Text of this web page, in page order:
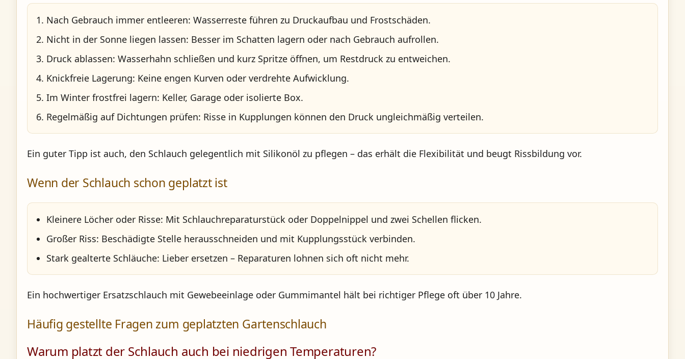
Nach Gebrauch immer entleeren: Wasserreste führen zu Druckaufbau und Frostschäden.
Nicht in der Sonne liegen lassen: Besser im Schatten lagern oder nach Gebrauch aufrollen.
Druck ablassen: Wasserhahn schließen und kurz Spritze öffnen, um Restdruck zu entweichen.
Knickfreie Lagerung: Keine engen Kurven oder verdrehte Aufwicklung.
Im Winter frostfrei lagern: Keller, Garage oder isolierte Box.
Regelmäßig auf Dichtungen prüfen: Risse in Kupplungen können den Druck ungleichmäßig verteilen.
Ein guter Tipp ist auch, den Schlauch gelegentlich mit Silikonöl zu pflegen – das erhält die Flexibilität und beugt Rissbildung vor.
Wenn der Schlauch schon geplatzt ist
Kleinere Löcher oder Risse: Mit Schlauchreparaturstück oder Doppelnippel und zwei Schellen flicken.
Großer Riss: Beschädigte Stelle herausschneiden und mit Kupplungsstück verbinden.
Stark gealterte Schläuche: Lieber ersetzen – Reparaturen lohnen sich oft nicht mehr.
Ein hochwertiger Ersatzschlauch mit Gewebeeinlage oder Gummimantel hält bei richtiger Pflege oft über 10 Jahre.
Häufig gestellte Fragen zum geplatzten Gartenschlauch
Warum platzt der Schlauch auch bei niedrigen Temperaturen?